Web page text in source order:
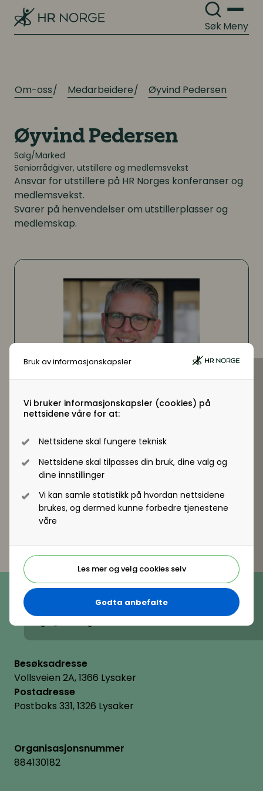
Bruk av informasjonskapsler
Vi bruker informasjonskapsler (cookies) på
nettsidene våre for at:
Nettsidene skal fungere teknisk
Nettsidene skal tilpasses din bruk, dine valg og
dine innstillinger
Vi kan samle statistikk på hvordan nettsidene
brukes, og dermed kunne forbedre tjenestene
våre
Les mer og velg cookies selv
Godta anbefalte
SøkMeny
Arbeidsgiverforhold
Personalpolitikk
Mangfold og inkludering
Digitalisering
Digitale løsninger innen HR
Lederutvikling
Lønn og ytelser
Lønnsoppgjøret og tariff
Digitalisering
Digitale løsninger innen HR
Om-oss Medarbeidere Øyvind Pedersen
Øyvind Pedersen
Salg/Marked
Seniorrådgiver, utstillere og medlemsvekst
Ansvar for utstillere på HR Norges konferanser og
medlemsvekst.
Svarer på henvendelser om utstillerplasser og
medlemskap.
oyvind.pedersen@hrnorge.no
+47 942 33 560
LinkedIn
Vis profil
Telefon
(+47) 22 11 11 22
E-post
Besøksadresse
Vollsveien 2A, 1366 Lysaker
Postadresse
Postboks 331, 1326 Lysaker
Organisasjonsnummer
884130182